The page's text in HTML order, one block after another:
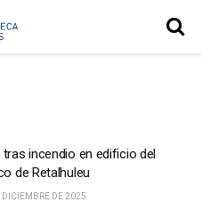
tras incendio en edificio del
de Retalhuleu
DICIEMBRE DE 2025